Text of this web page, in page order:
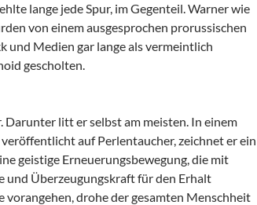
lange jede Spur, im Gegenteil. Warner wie
von einem ausgesprochen prorussischen
und Medien gar lange als vermeintlich
gescholten.
Darunter litt er selbst am meisten. In einem
auf Perlentaucher, zeichnet er ein
geistige Erneuerungsbewegung, die mit
und Überzeugungskraft für den Erhalt
vorangehen, drohe der gesamten Menschheit